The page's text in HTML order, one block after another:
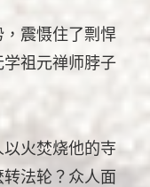
震慑住了剽悍
祖元禅师脖子
火焚烧他的寺
法轮？众人面